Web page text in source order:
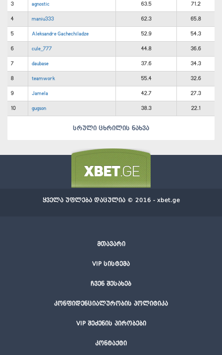
3 agnostic 63.5 71.2
4 maniu333 62.3 65.8
5 Aleksandre Gachechiladze 52.9 54.3
6 cule_777 44.8 36.6
7 daubase 37.6 34.3
8 teamwork 55.4 32.6
9 Jamela 42.7 27.3
10 gugson 38.3 22.1
სრული ცხრილის ნახვა
მთავარი
VIP სისტემა
ჩვენ შესახებ
კონფიდენციალურობის პოლიტიკა
VIP შეძენის პირობები
კონტაქტი
ყველა უფლება დაცულია © 2016 - xbet.ge